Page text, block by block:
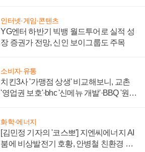
인터넷·게임·콘텐츠
YG엔터 하반기 빅뱅 월드투어로 실적 성
장 증권가 전망, 신인 보이그룹도 주목
소비자·유통
치킨3사 '가맹점 상생' 비교해보니, 교촌
'영업권 보호'·bhc '신메뉴 개발'·BBQ '원가
화학·에너지
[김민정 기자의 '코스뽀'] 지엔씨에너지 AI
붐에 비상발전기 호황, 안병철 친환경 에